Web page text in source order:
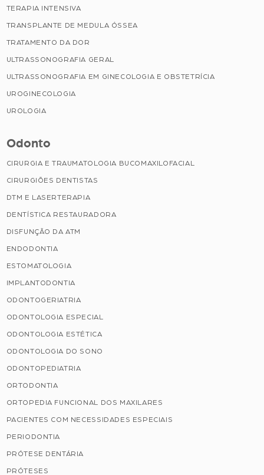
TERAPIA INTENSIVA
TRANSPLANTE DE MEDULA ÓSSEA
TRATAMENTO DA DOR
ULTRASSONOGRAFIA GERAL
ULTRASSONOGRAFIA EM GINECOLOGIA E OBSTETRÍCIA
UROGINECOLOGIA
UROLOGIA
Odonto
CIRURGIA E TRAUMATOLOGIA BUCOMAXILOFACIAL
CIRURGIÕES DENTISTAS
DTM E LASERTERAPIA
DENTÍSTICA RESTAURADORA
DISFUNÇÃO DA ATM
ENDODONTIA
ESTOMATOLOGIA
IMPLANTODONTIA
ODONTOGERIATRIA
ODONTOLOGIA ESPECIAL
ODONTOLOGIA ESTÉTICA
ODONTOLOGIA DO SONO
ODONTOPEDIATRIA
ORTODONTIA
ORTOPEDIA FUNCIONAL DOS MAXILARES
PACIENTES COM NECESSIDADES ESPECIAIS
PERIODONTIA
PRÓTESE DENTÁRIA
PRÓTESES